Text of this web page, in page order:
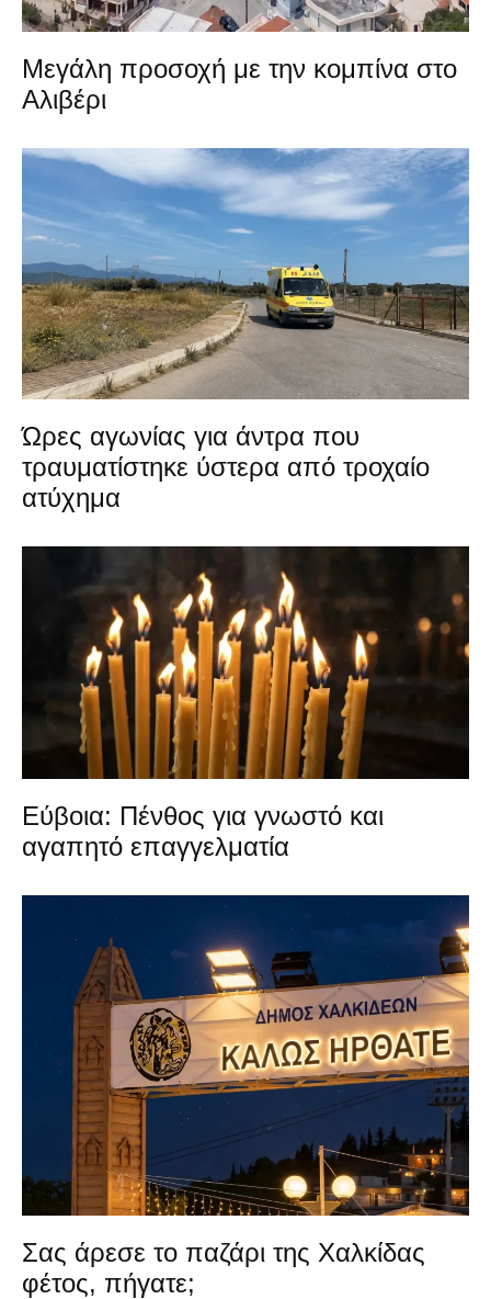
Μεγάλη προσοχή με την κομπίνα στο
Αλιβέρι
Ώρες αγωνίας για άντρα που
τραυματίστηκε ύστερα από τροχαίο
ατύχημα
Εύβοια: Πένθος για γνωστό και
αγαπητό επαγγελματία
Σας άρεσε το παζάρι της Χαλκίδας
φέτος, πήγατε;